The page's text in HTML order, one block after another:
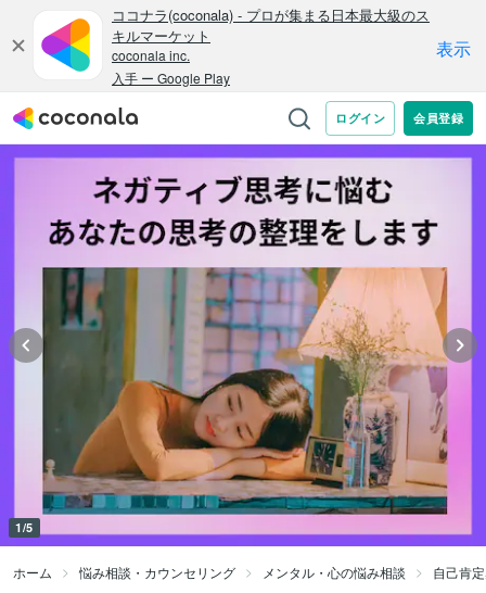
1/5
ホーム 悩み相談・カウンセリング メンタル・心の悩み相談 自己肯